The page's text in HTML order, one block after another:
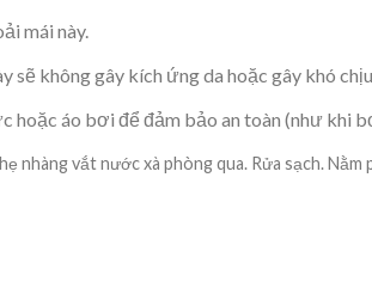
mái này.
không gây kích ứng da hoặc gây khó
hoặc áo bơi để đảm bảo an toàn (như khi
nhàng vắt nước xà phòng qua. Rửa sạch. Nằm